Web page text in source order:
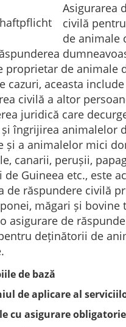
Asigurarea
civilă
de animale
proprietar de animale
cazuri, aceasta include
civilă a altor
juridică care
îngrijirea animalelor
și a animalelor mici
canarii, perușii,
Guineea etc., este
de răspundere civilă
măgari și bovine
asigurare de
deținătorii de
de bază
de aplicare al
cu asigurare obligatorie